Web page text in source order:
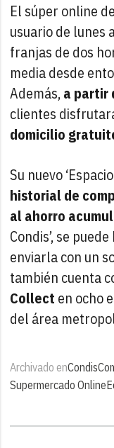
El súper online
usuario de lunes
franjas de dos
media desde
Además,a partir
clientes
domicilio
Su nuevo
historial de
al ahorro
Condis’, se
enviarla con un
también cuenta
Collect en ocho
del área
Archivado enCondis
Supermercado Online